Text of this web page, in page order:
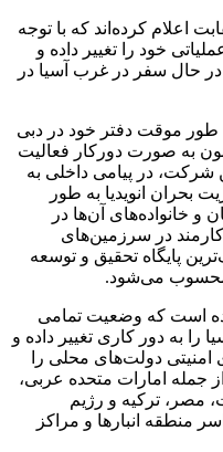
اعلام کرده‌اند که با توجه
خود را تغییر داده و
در حال سفر در غرب آسیا در
طور موقت دفتر خود در دبی
به صورت دورکار فعالیت
شرکت، در پیامی داخلی به
بحران انویدیا به طور
و خانواده‌های آن‌ها در
در سرزمین‌های
پایگاه تحقیق و توسعه
محسوب می‌شود.
است که وضعیت تمامی
را به دور کاری تغییر داده و
دولت‌های محلی را
جمله امارات متحده عربی،
مصر، ترکیه و رژیم
منطقه انبارها و مراکز